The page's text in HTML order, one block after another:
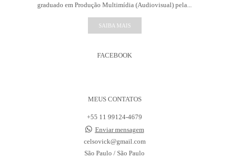
graduado em Produção Multimídia (Audiovisual) pela...
SAIBA MAIS
FACEBOOK
MEUS CONTATOS
+55 11 99124-4679
Enviar mensagem
celsovick@gmail.com
São Paulo / São Paulo